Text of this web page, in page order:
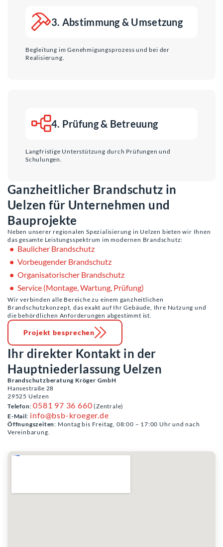
3. Abstimmung & Umsetzung
Begleitung im Genehmigungsprozess und bei der
Realisierung.
4. Prüfung & Betreuung
Langfristige Unterstützung durch Prüfungen und
Schulungen.
Ganzheitlicher Brandschutz in
Uelzen für Unternehmen und
Bauprojekte
Neben unserer regionalen Spezialisierung in Uelzen bieten wir Ihnen
das gesamte Leistungsspektrum im modernen Brandschutz:
Baulicher Brandschutz
Vorbeugender Brandschutz
Organisatorischer Brandschutz
Service (Montage, Wartung, Prüfung)
Wir verbinden alle Bereiche zu einem ganzheitlichen
Brandschutzkonzept, das exakt auf Ihr Gebäude, Ihre Nutzung und
die behördlichen Anforderungen abgestimmt ist.
Projekt besprechen
Ihr direkter Kontakt in der
Hauptniederlassung Uelzen
Brandschutzberatung Kröger GmbH
Hansestraße 28
29525 Uelzen
Telefon:0581 97 36 660 (Zentrale)
E-Mail: info@bsb-kroeger.de
Öffnungszeiten: Montag bis Freitag, 08:00 – 17:00 Uhr und nach
Vereinbarung.